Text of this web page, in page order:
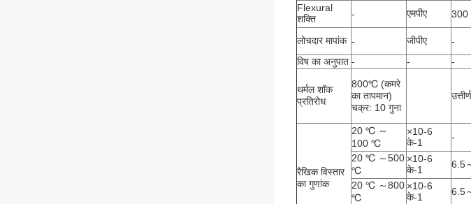
Flexural
शक्ति
- एमपीए 300
लोचदार मापांक - जीपीए -
विष का अनुपात - - -
थर्मल शॉक
प्रतिरोध
800℃ (कमरे
का तापमान)
चक्र: 10 गुना
उत्तीर्ण
रैखिक विस्तार
का गुणांक
20 ℃ ～
100 ℃
×10-6
के-1
-
20 ℃ ～500
℃
×10-6
के-1
6.5
20 ℃ ～800
℃
×10-6
के-1
6.5